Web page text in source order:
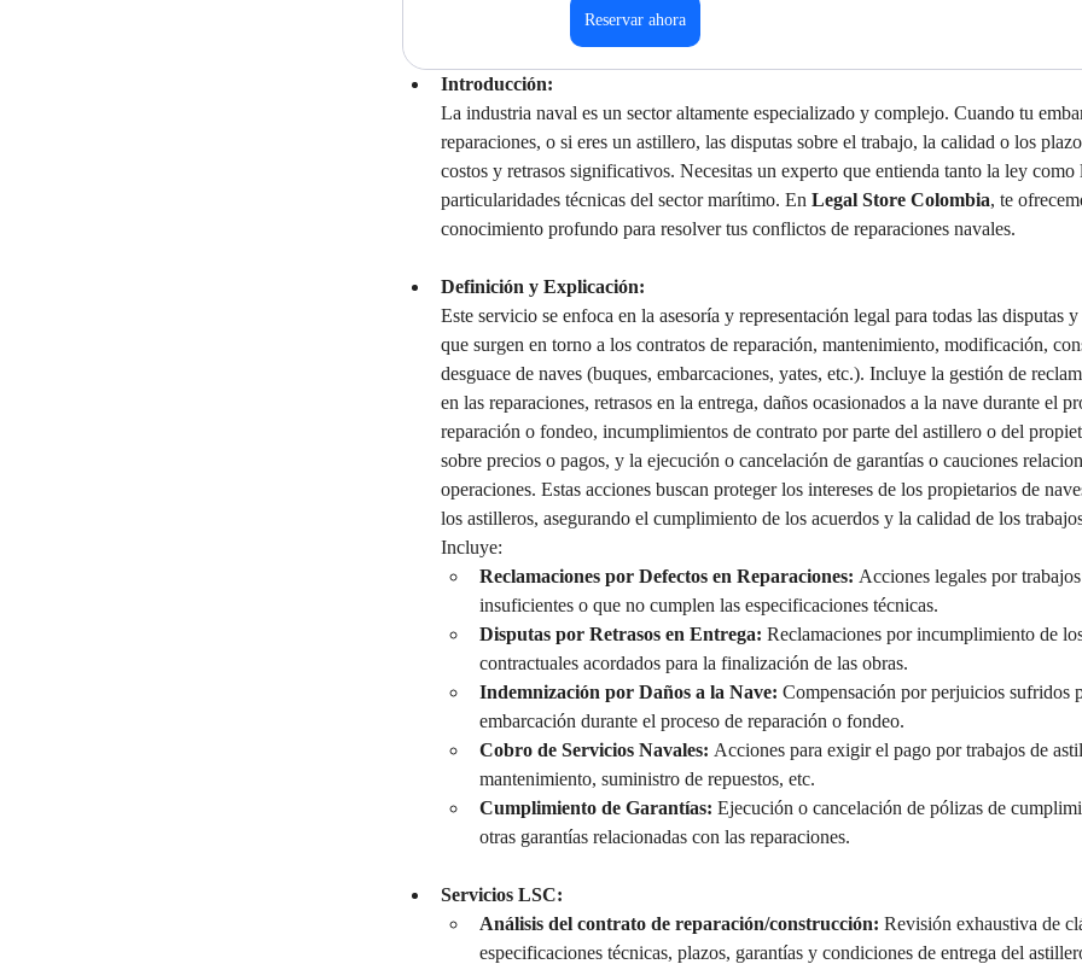
Reservar ahora
Introducción:
La industria naval es un sector altamente especializado y complejo. Cuando tu
reparaciones, o si eres un astillero, las disputas sobre el trabajo, la calidad o los
costos y retrasos significativos. Necesitas un experto que entienda tanto la ley como
particularidades técnicas del sector marítimo. En Legal Store Colombia, te
conocimiento profundo para resolver tus conflictos de reparaciones navales.
Definición y Explicación:
Este servicio se enfoca en la asesoría y representación legal para todas las disputas
que surgen en torno a los contratos de reparación, mantenimiento, modificación,
desguace de naves (buques, embarcaciones, yates, etc.). Incluye la gestión de
en las reparaciones, retrasos en la entrega, daños ocasionados a la nave durante el
reparación o fondeo, incumplimientos de contrato por parte del astillero o del
sobre precios o pagos, y la ejecución o cancelación de garantías o cauciones
operaciones. Estas acciones buscan proteger los intereses de los propietarios de
los astilleros, asegurando el cumplimiento de los acuerdos y la calidad de los
Incluye:
Reclamaciones por Defectos en Reparaciones: Acciones legales por
insuficientes o que no cumplen las especificaciones técnicas.
Disputas por Retrasos en Entrega: Reclamaciones por incumplimiento de
contractuales acordados para la finalización de las obras.
Indemnización por Daños a la Nave: Compensación por perjuicios sufridos
embarcación durante el proceso de reparación o fondeo.
Cobro de Servicios Navales: Acciones para exigir el pago por trabajos de
mantenimiento, suministro de repuestos, etc.
Cumplimiento de Garantías: Ejecución o cancelación de pólizas de
otras garantías relacionadas con las reparaciones.
Servicios LSC:
Análisis del contrato de reparación/construcción: Revisión exhaustiva de
especificaciones técnicas, plazos, garantías y condiciones de entrega del